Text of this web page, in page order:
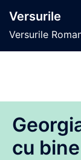
conținut
Versurile
Versurile
cu